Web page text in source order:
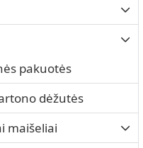
pakuotės
dėžutės
maišeliai